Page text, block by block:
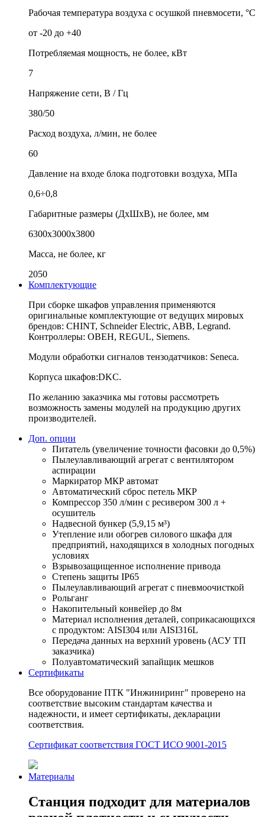
Рабочая температура воздуха с осушкой пневмосети, °С
от -20 до +40
Потребляемая мощность, не более, кВт
7
Напряжение сети, В / Гц
380/50
Расход воздуха, л/мин, не более
60
Давление на входе блока подготовки воздуха, МПа
0,6÷0,8
Габаритные размеры (ДхШхВ), не более, мм
6300х3000х3800
Масса, не более, кг
2050
Комплектующие
При сборке шкафов управления применяются
оригинальные комплектующие от ведущих мировых
брендов: CHINT, Schneider Electric, ABB, Legrand.
Контроллеры: ОВЕН, REGUL, Siemens.
Модули обработки сигналов тензодатчиков: Seneca.
Корпуса шкафов:DKC.
По желанию заказчика мы готовы рассмотреть
возможность замены модулей на продукцию других
производителей.
Доп. опции
Питатель (увеличение точности фасовки до 0,5%)
Пылеулавливающий агрегат с вентилятором
аспирации
Маркиратор МКР автомат
Автоматический сброс петель МКР
Компрессор 350 л/мин с ресивером 300 л +
осушитель
Надвесной бункер (5,9,15 м³)
Утепление или обогрев силового шкафа для
предприятий, находящихся в холодных погодных
условиях
Взрывозащищенное исполнение привода
Степень защиты IP65
Пылеулавливающий агрегат с пневмоочисткой
Рольганг
Накопительный конвейер до 8м
Материал исполнения деталей, соприкасающихся
с продуктом: AISI304 или AISI316L
Передача данных на верхний уровень (АСУ ТП
заказчика)
Полуавтоматический запайщик мешков
Сертификаты
Все оборудование ПТК "Инжиниринг" проверено на
соответствие высоким стандартам качества и
надежности, и имеет сертификаты, декларации
соответствия.
Сертификат соответствия ГОСТ ИСО 9001-2015
Материалы
Станция подходит для материалов